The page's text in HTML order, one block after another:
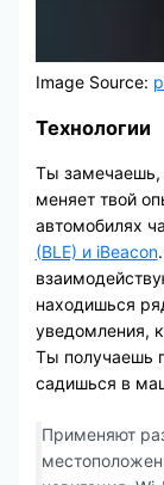
Image Source:
Технологии
Ты замечаешь,
меняет твой
автомобилях
(BLE) и iBeacon
находишься
уведомления,
Ты получаешь
садишься в
Применяют